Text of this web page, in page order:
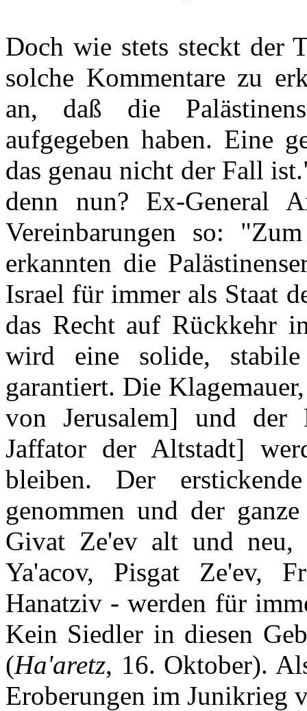
Doch wie stets steckt der
solche Kommentare zu
an, daß die
aufgegeben haben. Eine
das genau nicht der Fall
denn nun? Ex-General
Vereinbarungen so:
erkannten die
Israel für immer als Staat
das Recht auf Rückkehr
wird eine solide,
garantiert. Die
von Jerusalem] und
Jaffator der Altstadt]
bleiben. Der
genommen und der
Givat Ze'ev alt und neu,
Ya'acov, Pisgat Ze'ev,
Hanatziv - werden für
Kein Siedler in diesen
(Ha'aretz, 16. Oktober).
Eroberungen im Junikrieg